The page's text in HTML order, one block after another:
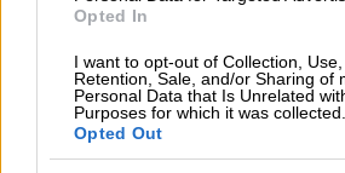
Opted In
I want to opt-out of Collection, Use,
Retention, Sale, and/or Sharing of
Personal Data that Is Unrelated
Purposes for which it was collected.
Opted Out
Yunan Başbakan
pic.twitter.com/
— TGRT HABER
February 6,